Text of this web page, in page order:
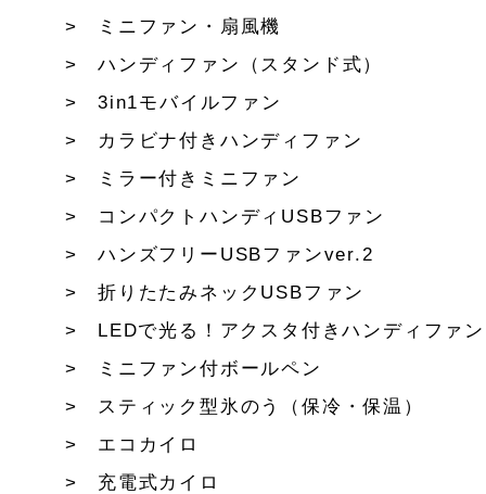
ミニファン・扇風機
ハンディファン（スタンド式）
3in1モバイルファン
カラビナ付きハンディファン
ミラー付きミニファン
コンパクトハンディUSBファン
ハンズフリーUSBファンver.2
折りたたみネックUSBファン
LEDで光る！アクスタ付きハンディファン
ミニファン付ボールペン
スティック型氷のう（保冷・保温）
エコカイロ
充電式カイロ